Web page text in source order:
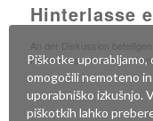
Hinterlasse
An der Diskussion beteiligen?
Hinterlasse uns deinen
Du musstangemeldet
Piškotke uporabljamo,
omogočili nemoteno
uporabniško izkušnjo.
piškotkih lahko